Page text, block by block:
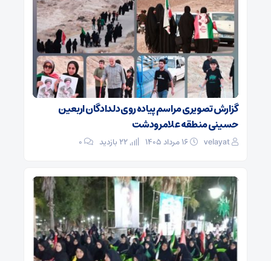
گزارش تصویری مراسم پیاده روی دلدادگان اربعین
حسینی منطقه علامرودشت
velayat ۰